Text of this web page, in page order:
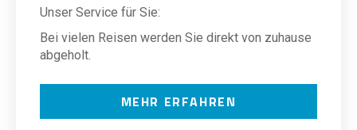
Unser Service für Sie:
Bei vielen Reisen werden Sie direkt von zuhause
abgeholt.
MEHR ERFAHREN